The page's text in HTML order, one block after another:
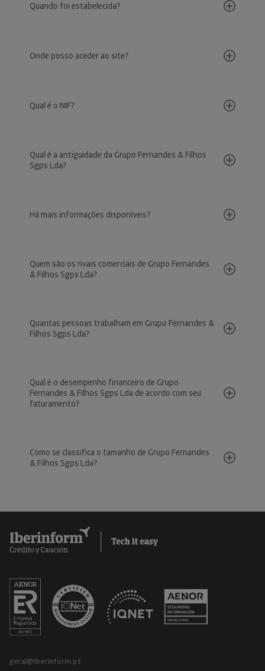
Quando foi estabelecida?
Onde posso aceder ao site?
Qual é o NIF?
Qual é a antiguidade da Grupo Fernandes & Filhos
Sgps Lda?
Há mais informações disponíveis?
Quem são os rivais comerciais de Grupo Fernandes
& Filhos Sgps Lda?
Quantas pessoas trabalham em Grupo Fernandes &
Filhos Sgps Lda?
Qual é o desempenho financeiro de Grupo
Fernandes & Filhos Sgps Lda de acordo com seu
faturamento?
Como se classifica o tamanho de Grupo Fernandes
& Filhos Sgps Lda?
geral@iberinform.pt